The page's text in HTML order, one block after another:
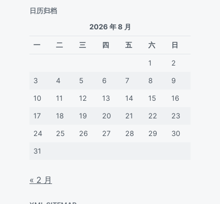
日历归档
2026 年 8 月
一 二 三 四 五 六 日
1 2
3 4 5 6 7 8 9
10 11 12 13 14 15 16
17 18 19 20 21 22 23
24 25 26 27 28 29 30
31
« 2 月